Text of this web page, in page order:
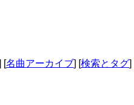
[名曲アーカイブ] [検索とタグ]